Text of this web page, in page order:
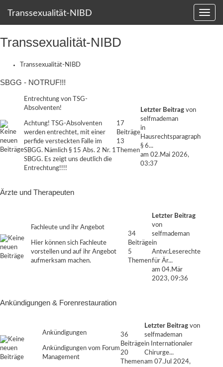
Transsexualität-NIBD
Transsexualität-NIBD
Transsexualität-NIBD
SBGG - NOTRUF!!!
Entrechtung von TSG-
Absolventen!
Achtung! TSG-Absolventen
werden entrechtet, mit einer
perfide versteckten Falle im
SBGG. Nämlich § 15 Abs. 2 Nr. 1
SBGG. Es zeigt uns deutlich die
Entrechtung!!!!
17
Beiträge
13
Themen
Letzter Beitrag von
selfmademan
in
Hausrechtsparagraph
§ 6...
am 02.Mai 2026,
03:37
Ärzte und Therapeuten
Fachleute und ihr Angebot
Hier können sich Fachleute
vorstellen und auf ihr Angebot
aufmerksam machen.
34
Beiträge
5
Themen
Letzter Beitrag
von
selfmademan
in
Antw:Leserechte
für Är...
am 04.Mär
2023, 09:36
Ankündigungen & Forenrestauration
Ankündigungen
Ankündigungen vom Forum
Management
36
Beiträge
20
Themen
Letzter Beitrag von
selfmademan
in
Internationaler
Chirurge...
am 07.Jul 2024,